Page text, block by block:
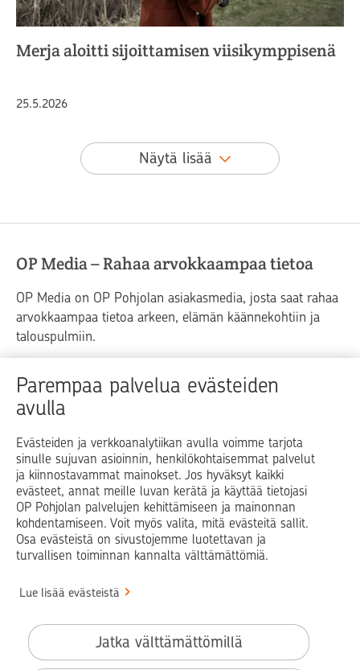
Parempaa palvelua evästeiden
avulla
Evästeiden ja verkkoanalytiikan avulla voimme tarjota
sinulle sujuvan asioinnin, henkilökohtaisemmat palvelut
ja kiinnostavammat mainokset. Jos hyväksyt kaikki
evästeet, annat meille luvan kerätä ja käyttää tietojasi
OP Pohjolan palvelujen kehittämiseen ja mainonnan
kohdentamiseen. Voit myös valita, mitä evästeitä sallit.
Osa evästeistä on sivustojemme luotettavan ja
turvallisen toiminnan kannalta välttämättömiä.
Lue lisää evästeistä
Jatka välttämättömillä
Merja aloitti sijoittamisen viisikymppisenä
Julkaistu
25.5.2026
Näytä lisää
OP Media – Rahaa arvokkaampaa tietoa
OP Media on OP Pohjolan asiakasmedia, josta saat rahaa
arvokkaampaa tietoa arkeen, elämän käännekohtiin ja
talouspulmiin.
Raha Elämä
Yrityselämä
Blogit ja puheenvuorot
Op.fi OP Koti Pohjola Vahinkoapu
Facebook
X LinkedInInstagram
Käyttöehdot
Saavutettavuusseloste